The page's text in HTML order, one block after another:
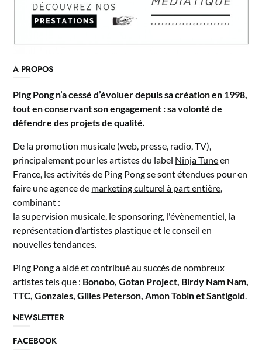
A PROPOS
Ping Pong n’a cessé d’évoluer depuis sa création en 1998,
tout en conservant son engagement : sa volonté de
défendre des projets de qualité.
De la promotion musicale (web, presse, radio, TV),
principalement pour les artistes du label Ninja Tuneen
France, les activités de Ping Pong se sont étendues pour en
faire une agence de marketing culturel à part entière
combinant :
la supervision musicale, le sponsoring, l'évènementiel, la
représentation d'artistes plastique et le conseil en
nouvelles tendances.
Ping Pong a aidé et contribué au succès de nombreux
artistes tels que : Bonobo, Gotan Project, Birdy Nam Nam,
TTC, Gonzales, Gilles Peterson, Amon Tobin et Santigold
NEWSLETTER
FACEBOOK